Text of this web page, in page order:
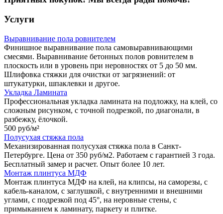
Услуги
Выравнивание пола ровнителем
Финишное выравнивание пола самовыравнивающими
смесями. Выравнивание бетонных полов ровнителем в
плоскость или в уровень при неровностях от 5 до 50 мм.
Шлифовка стяжки для очистки от загрязнений: от
штукатурки, шпаклевки и другое.
Укладка Ламината
Профессиональная укладка ламината на подложку, на клей, со
сложным рисунком, с точной подрезкой, по диагонали, в
разбежку, ёлочкой.
500 руб/м²
Полусухая стяжка пола
Механизированная полусухая стяжка пола в Санкт-
Петербурге. Цена от 350 руб/м2. Работаем с гарантией 3 года.
Бесплатный замер и расчет. Опыт более 10 лет.
Монтаж плинтуса МДФ
Монтаж плинтуса МДФ на клей, на клипсы, на саморезы, с
кабель-каналом, с заглушкой, с внутренними и внешними
углами, с подрезкой под 45°, на неровные стены, с
примыканием к ламинату, паркету и плитке.